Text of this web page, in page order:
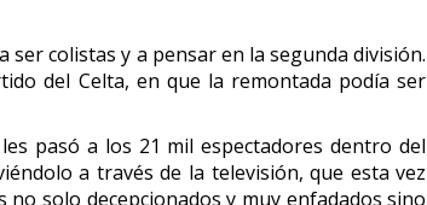
colistas y a pensar en la segunda división.
del Celta, en que la remontada podía ser
pasó a los 21 mil espectadores dentro del
a través de la televisión, que esta vez
solo decepcionados y muy enfadados sino